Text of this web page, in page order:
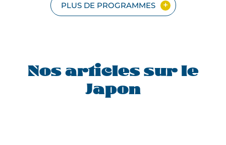
PLUS DE PROGRAMMES
Nos articles sur le
Japon